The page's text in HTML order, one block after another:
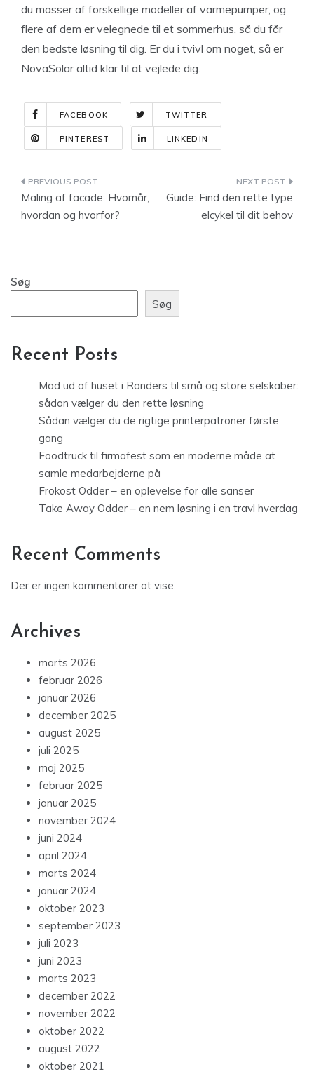
du masser af forskellige modeller af varmepumper, og
flere af dem er velegnede til et sommerhus, så du får
den bedste løsning til dig. Er du i tvivl om noget, så er
NovaSolar altid klar til at vejlede dig.
FACEBOOK TWITTER
PINTEREST LINKEDIN
Indlægsnavigation
Maling af facade: Hvornår,
hvordan og hvorfor?
Guide: Find den rette type
elcykel til dit behov
Søg
Søg
Recent Posts
Mad ud af huset i Randers til små og store selskaber:
sådan vælger du den rette løsning
Sådan vælger du de rigtige printerpatroner første
gang
Foodtruck til firmafest som en moderne måde at
samle medarbejderne på
Frokost Odder – en oplevelse for alle sanser
Take Away Odder – en nem løsning i en travl hverdag
Recent Comments
Der er ingen kommentarer at vise.
Archives
marts 2026
februar 2026
januar 2026
december 2025
august 2025
juli 2025
maj 2025
februar 2025
januar 2025
november 2024
juni 2024
april 2024
marts 2024
januar 2024
oktober 2023
september 2023
juli 2023
juni 2023
marts 2023
december 2022
november 2022
oktober 2022
august 2022
oktober 2021